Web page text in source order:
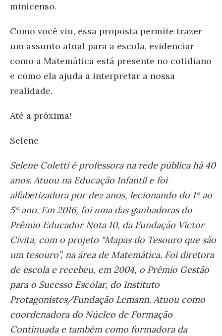
minicenso.
Como você viu, essa proposta permite trazer
um assunto atual para a escola, evidenciar
como a Matemática está presente no cotidiano
e como ela ajuda a interpretar a nossa
realidade.
Até a próxima!
Selene
Selene Coletti é professora na rede pública há 40
anos. Atuou na Educação Infantil e foi
alfabetizadora por dez anos, lecionando do 1º ao
5º ano. Em 2016, foi uma das ganhadoras do
Prêmio Educador Nota 10, da Fundação Victor
Civita, com o projeto “Mapas do Tesouro que são
um tesouro”, na área de Matemática. Foi diretora
de escola e recebeu, em 2004, o Prêmio Gestão
para o Sucesso Escolar, do Instituto
Protagonistes/Fundação Lemann. Atuou como
coordenadora do Núcleo de Formação
Continuada e também como formadora da